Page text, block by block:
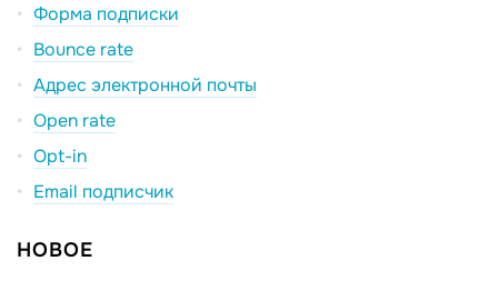
Форма подписки
Bounce rate
Адрес электронной почты
Open rate
Opt-in
Email подписчик
НОВОЕ